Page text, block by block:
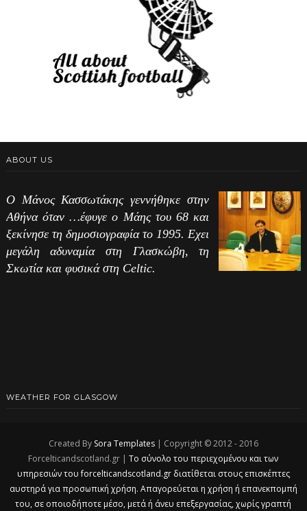
ABOUT US
Ο Μάνος Κασσωτάκης γεννήθηκε στην
Αθήνα όταν …έφυγε ο Μάης του 68 και
ξεκίνησε τη δημοσιογραφία το 1995. Εχει
μεγάλη αδυναμία στη Γλασκώβη, τη
Σκωτία και φυσικά στη Celtic.
WEATHER FOR GLASGOW
Created By Sora Templates| Copyright © 2012 - 2016
Forcelticandscotland.gr |Το σύνολο του περιεχομένου και των
υπηρεσιών του forcelticandscotland.gr διατίθεται στους επισκέπτες
αυστηρά για προσωπική χρήση. Απαγορεύεται η χρήση ή επανεκπομπή
του, σε οποιοδήποτε μέσο, μετά ή άνευ επεξεργασίας, χωρίς γραπτή